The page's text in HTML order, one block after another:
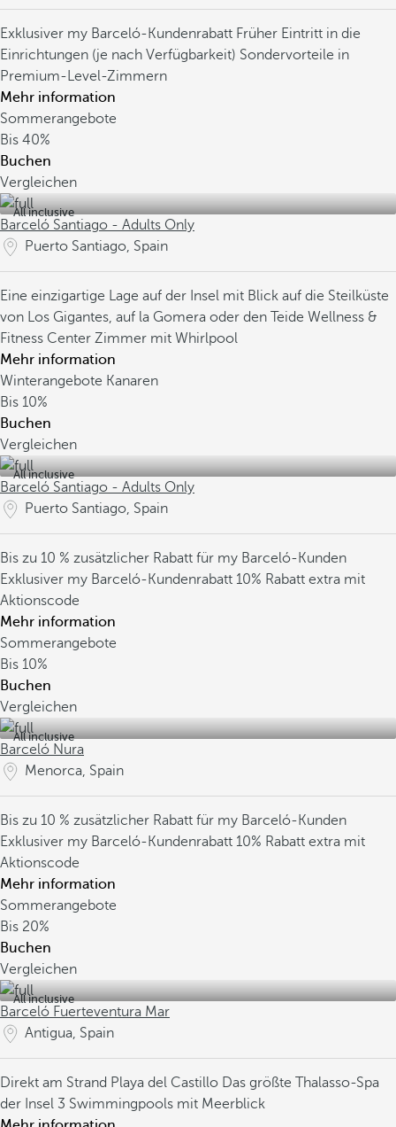
Exklusiver my Barceló-Kundenrabatt Früher Eintritt in die
Einrichtungen (je nach Verfügbarkeit) Sondervorteile in
Premium-Level-Zimmern
Mehr information
Sommerangebote
Bis 40%
Buchen
Vergleichen
All inclusive
Barceló Santiago - Adults Only
Puerto Santiago, Spain
Eine einzigartige Lage auf der Insel mit Blick auf die Steilküste
von Los Gigantes, auf la Gomera oder den Teide Wellness &
Fitness Center Zimmer mit Whirlpool
Mehr information
Winterangebote Kanaren
Bis 10%
Buchen
Vergleichen
All inclusive
Barceló Santiago - Adults Only
Puerto Santiago, Spain
Bis zu 10 % zusätzlicher Rabatt für my Barceló-Kunden
Exklusiver my Barceló-Kundenrabatt 10% Rabatt extra mit
Aktionscode
Mehr information
Sommerangebote
Bis 10%
Buchen
Vergleichen
All inclusive
Barceló Nura
Menorca, Spain
Bis zu 10 % zusätzlicher Rabatt für my Barceló-Kunden
Exklusiver my Barceló-Kundenrabatt 10% Rabatt extra mit
Aktionscode
Mehr information
Sommerangebote
Bis 20%
Buchen
Vergleichen
All inclusive
Barceló Fuerteventura Mar
Antigua, Spain
Direkt am Strand Playa del Castillo Das größte Thalasso-Spa
der Insel 3 Swimmingpools mit Meerblick